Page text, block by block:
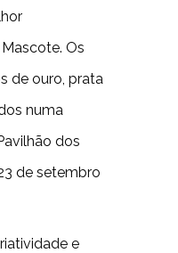
Os
de ouro, prata
numa
dos
de setembro
e